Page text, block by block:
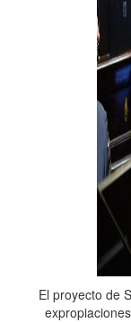
El proyecto de